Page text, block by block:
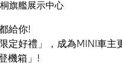
旗艦展示中心
給你!
定好禮」，成為MINI車主
機箱」!